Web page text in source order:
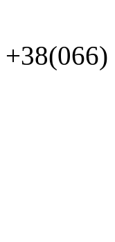
+38(066)